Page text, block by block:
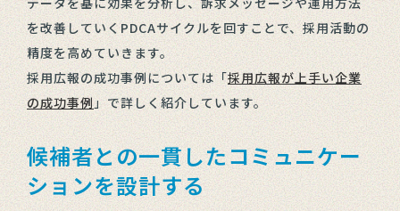
を改善していくPDCAサイクルを回すことで、採用活動の
精度を高めていきます。
採用広報の成功事例については「採用広報が上手い企業
の成功事例 」で詳しく紹介しています。
候補者との一貫したコミュニケー
ションを設計する